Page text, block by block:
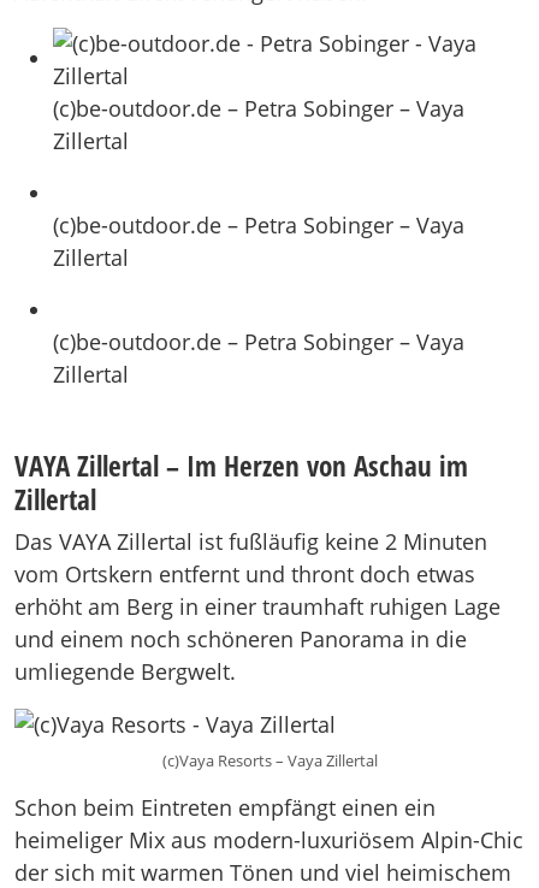
(c)be-outdoor.de – Petra Sobinger – Vaya
Zillertal
(c)be-outdoor.de – Petra Sobinger – Vaya
Zillertal
(c)be-outdoor.de – Petra Sobinger – Vaya
Zillertal
VAYA Zillertal – Im Herzen von Aschau im
Zillertal
Das VAYA Zillertal ist fußläufig keine 2 Minuten
vom Ortskern entfernt und thront doch etwas
erhöht am Berg in einer traumhaft ruhigen Lage
und einem noch schöneren Panorama in die
umliegende Bergwelt.
(c)Vaya Resorts – Vaya Zillertal
Schon beim Eintreten empfängt einen ein
heimeliger Mix aus modern-luxuriösem Alpin-Chic
der sich mit warmen Tönen und viel heimischem